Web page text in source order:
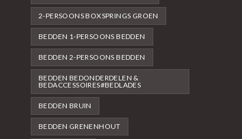
2-PERSOONS BOXSPRINGS GROEN
BEDDEN 1-PERSOONS BEDDEN
BEDDEN 2-PERSOONS BEDDEN
BEDDEN BEDONDERDELEN &
BEDACCESSOIRES#BEDLADES
BEDDEN BRUIN
BEDDEN GRENENHOUT